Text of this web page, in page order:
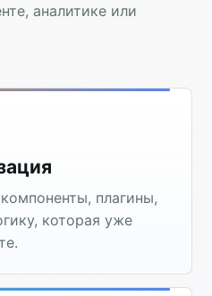
аналитике или
плагины,
которая уже